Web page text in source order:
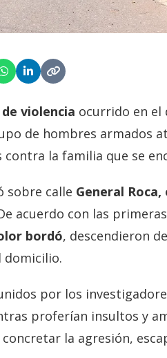
violencia ocurrido en el
de hombres armados
contra la familia que se
sobre calle General
acuerdo con las
bordó, descendieron
domicilio.
por los
proferían insultos y
concretar la agresión,